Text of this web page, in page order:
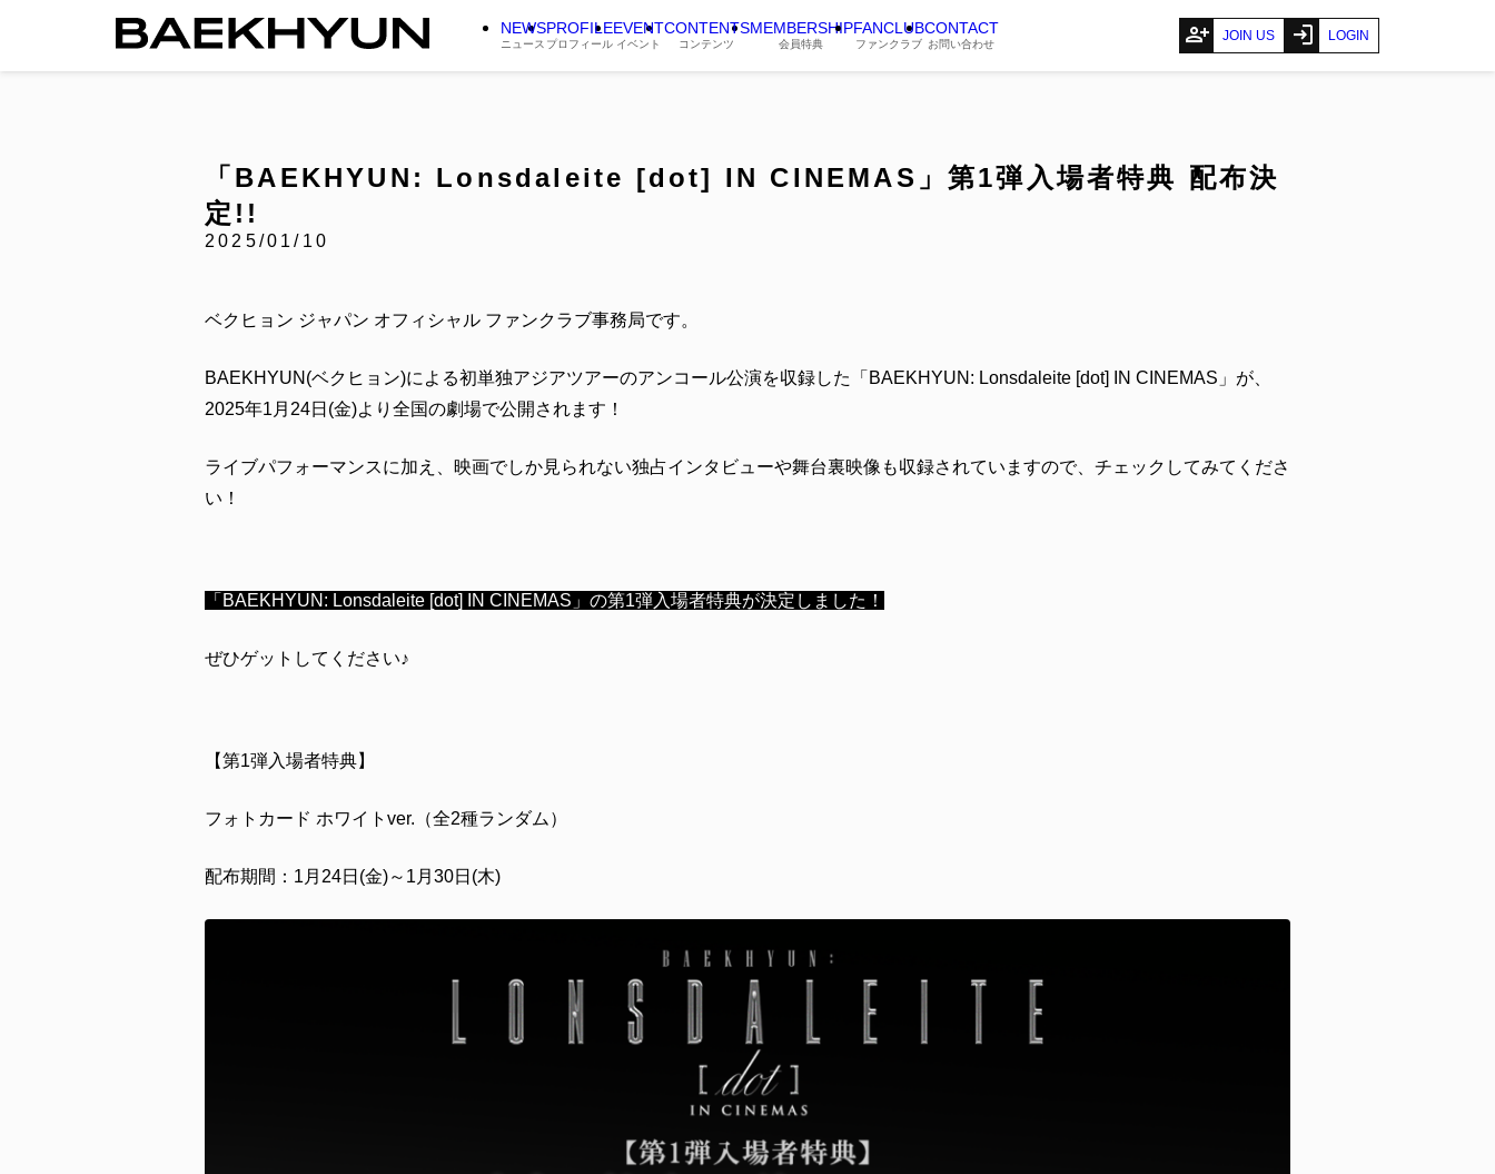
NEWS
ニュース
PROFILE
プロフィール
EVENT
イベント
CONTENTS
コンテンツ
MEMBERSHIP
会員特典
FANCLUB
ファンクラブ
CONTACT
お問い合わせ person_add JOIN US login LOGIN
「BAEKHYUN: Lonsdaleite [dot] IN CINEMAS」第1弾入場者特典 配布決
定!!
2025/01/10
ベクヒョン ジャパン オフィシャル ファンクラブ事務局です。
BAEKHYUN(ベクヒョン)による初単独アジアツアーのアンコール公演を収録した「BAEKHYUN: Lonsdaleite [dot] IN CINEMAS」が、
2025年1月24日(金)より全国の劇場で公開されます！
ライブパフォーマンスに加え、映画でしか見られない独占インタビューや舞台裏映像も収録されていますので、チェックしてみてくださ
い！
「BAEKHYUN: Lonsdaleite [dot] IN CINEMAS」の第1弾入場者特典が決定しました！
ぜひゲットしてください♪
【第1弾入場者特典】
フォトカード ホワイトver.（全2種ランダム）
配布期間：1月24日(金)～1月30日(木)